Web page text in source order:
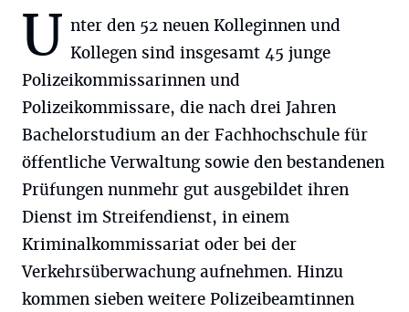
U nter den 52 neuen Kolleginnen und
Kollegen sind insgesamt 45 junge
Polizeikommissarinnen und
Polizeikommissare, die nach drei Jahren
Bachelorstudium an der Fachhochschule für
öffentliche Verwaltung sowie den bestandenen
Prüfungen nunmehr gut ausgebildet ihren
Dienst im Streifendienst, in einem
Kriminalkommissariat oder bei der
Verkehrsüberwachung aufnehmen. Hinzu
kommen sieben weitere Polizeibeamtinnen